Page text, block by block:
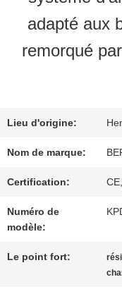
VISITE
D'USINE
DE
QUALITÉ
NOUS
adapté aux
remorqué
Lieu d'origine:
Nom de marque:
Certification:
Numéro de
modèle:
Le point fort: